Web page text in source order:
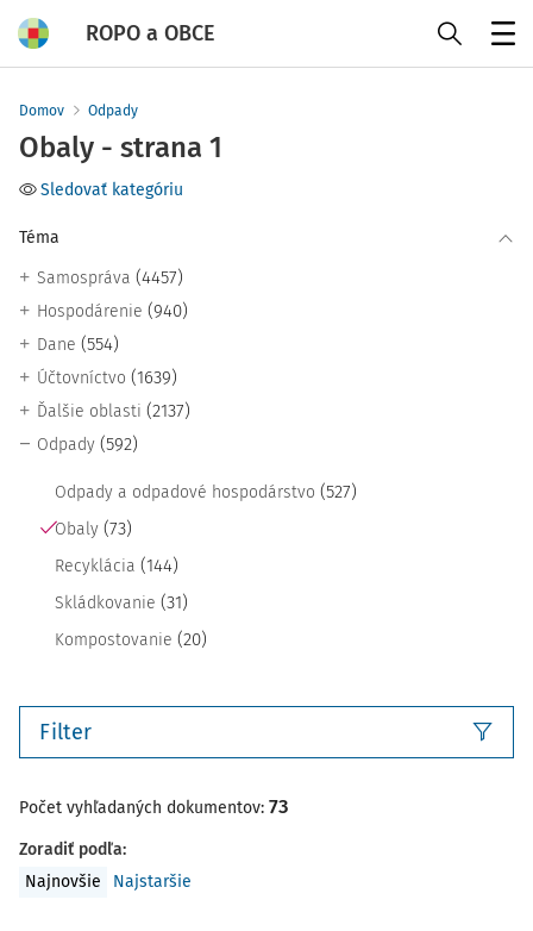
ROPO a OBCE
Domov Odpady
Obaly - strana 1
Sledovať kategóriu
Téma
Samospráva (4457)
Hospodárenie (940)
Dane (554)
Účtovníctvo (1639)
Ďalšie oblasti (2137)
Odpady (592)
Odpady a odpadové hospodárstvo (527)
Obaly (73)
Recyklácia (144)
Skládkovanie (31)
Kompostovanie (20)
Filter
Počet vyhľadaných dokumentov: 73
Zoradiť podľa:
Najnovšie
Najstaršie